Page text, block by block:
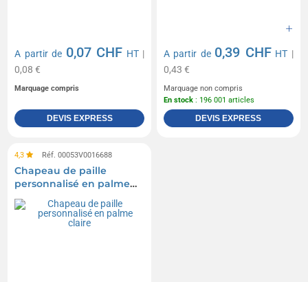
A partir de 0,07 CHF HT|
0,08 €
Marquage compris
DEVIS EXPRESS
A partir de 0,39 CHF HT |
0,43 €
Marquage non compris
En stock : 196 001 articles
DEVIS EXPRESS
4,3 Réf. 00053V0016688
Chapeau de paille
personnalisé en palme
claire